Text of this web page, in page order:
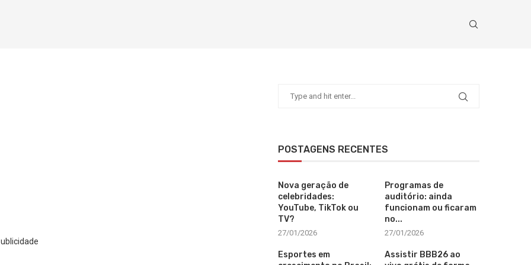
POSTAGENS RECENTES
Nova geração de
celebridades:
YouTube, TikTok ou
TV?
27/01/2026
Programas de
auditório: ainda
funcionam ou ficaram
no...
27/01/2026
Esportes em
Assistir BBB26 ao